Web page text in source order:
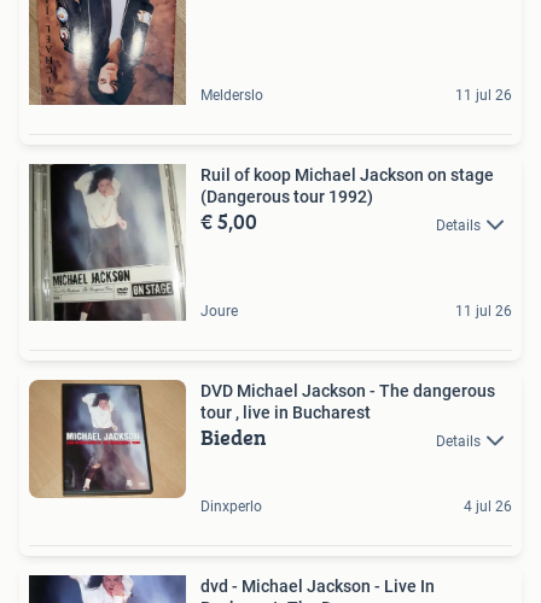
Melderslo 11 jul 26
Ruil of koop Michael Jackson on stage
(Dangerous tour 1992)
€ 5,00 Details
Joure 11 jul 26
DVD Michael Jackson - The dangerous
tour , live in Bucharest
Bieden Details
Dinxperlo 4 jul 26
dvd - Michael Jackson - Live In